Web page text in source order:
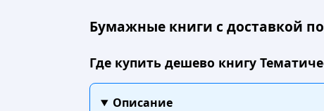
Бумажные книги с доставкой
Где купить дешево книгу
Описание